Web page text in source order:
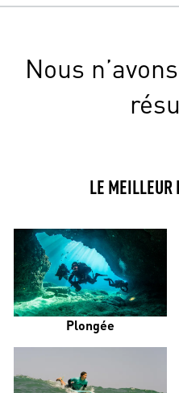
Nous
LE MEILLEUR
Plongée